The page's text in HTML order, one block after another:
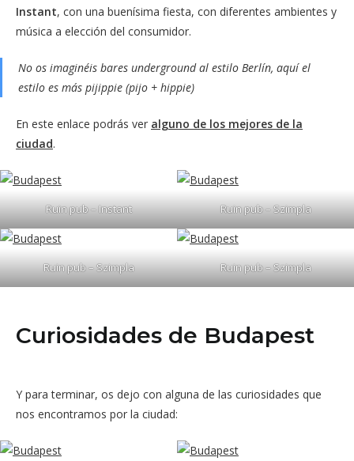
Instant, con una buenísima fiesta, con diferentes ambientes y
música a elección del consumidor.
No os imaginéis bares underground al estilo Berlín, aquí el
estilo es más pijippie (pijo + hippie)
En este enlace podrás ver alguno de los mejores de la
ciudad.
Ruin pub – Instant Ruin pub – Szimpla
Ruin pub – Szimpla Ruin pub – Szimpla
Curiosidades de Budapest
Y para terminar, os dejo con alguna de las curiosidades que
nos encontramos por la ciudad: